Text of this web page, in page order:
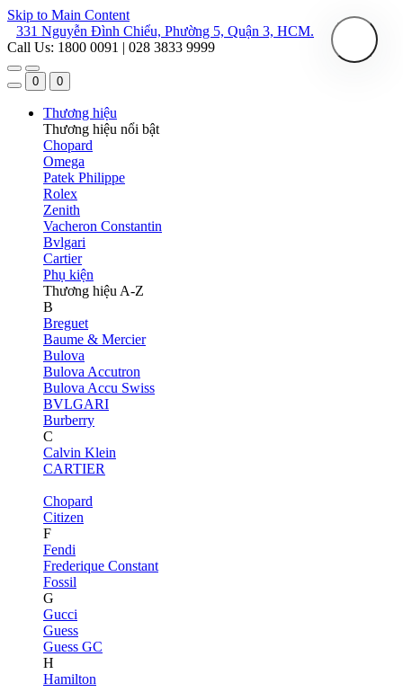
Skip to Main Content
331 Nguyễn Đình Chiểu, Phường 5, Quận 3, HCM.
Call Us: 1800 0091 | 028 3833 9999
0 0
Thương hiệu
Thương hiệu nổi bật
Chopard
Omega
Patek Philippe
Rolex
Zenith
Vacheron Constantin
Bvlgari
Cartier
Phụ kiện
Thương hiệu A-Z
B
Breguet
Baume & Mercier
Bulova
Bulova Accutron
Bulova Accu Swiss
BVLGARI
Burberry
C
Calvin Klein
CARTIER
Chopard
Citizen
F
Fendi
Frederique Constant
Fossil
G
Gucci
Guess
Guess GC
H
Hamilton